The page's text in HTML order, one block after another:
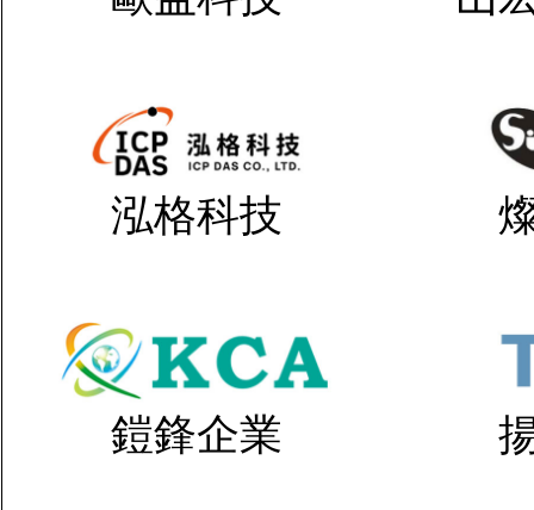
泓格科技
鎧鋒企業